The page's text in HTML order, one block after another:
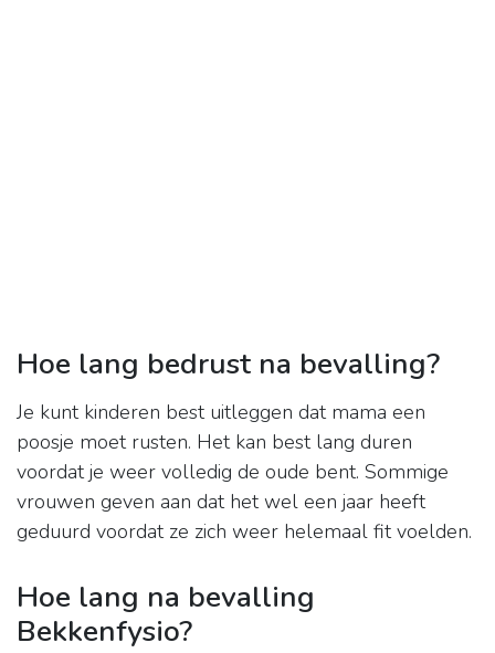
Hoe lang bedrust na bevalling?
Je kunt kinderen best uitleggen dat mama een
poosje moet rusten. Het kan best lang duren
voordat je weer volledig de oude bent. Sommige
vrouwen geven aan dat het wel een jaar heeft
geduurd voordat ze zich weer helemaal fit voelden.
Hoe lang na bevalling
Bekkenfysio?